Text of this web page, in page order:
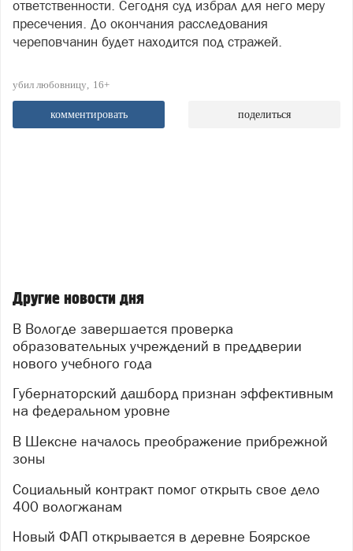
ответственности. Сегодня суд избрал для него меру
пресечения. До окончания расследования
череповчанин будет находится под стражей.
убил любовницу 16+
комментировать поделиться
Другие новости дня
В Вологде завершается проверка
образовательных учреждений в преддверии
нового учебного года
Губернаторский дашборд признан эффективным
на федеральном уровне
В Шексне началось преображение прибрежной
зоны
Социальный контракт помог открыть свое дело
400 вологжанам
Новый ФАП открывается в деревне Боярское